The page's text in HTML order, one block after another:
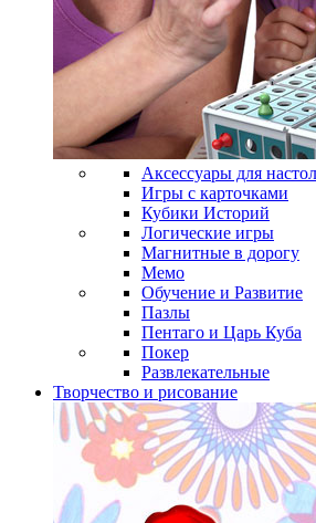
Аксессуары для
Игры с карточками
Кубики Историй
Логические игры
Магнитные в дорогу
Мемо
Обучение и Развитие
Пазлы
Пентаго и Царь Куба
Покер
Развлекательные
Творчество и рисование